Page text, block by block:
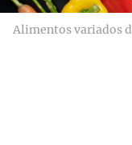
Alimentos variados